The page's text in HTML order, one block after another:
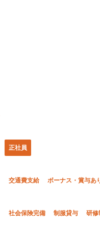
正社員
交通費支給 ボーナス・賞与あ
社会保険完備 制服貸与 研修